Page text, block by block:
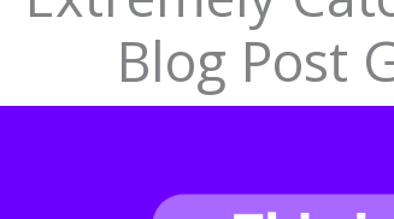
Blog Post